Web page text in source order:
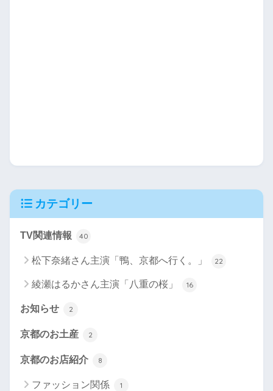
カテゴリー
TV関連情報 40
松下奈緒さん主演「鴨、京都へ行く。」 22
綾瀬はるかさん主演「八重の桜」 16
お知らせ 2
京都のお土産 2
京都のお店紹介 8
ファッション関係 1